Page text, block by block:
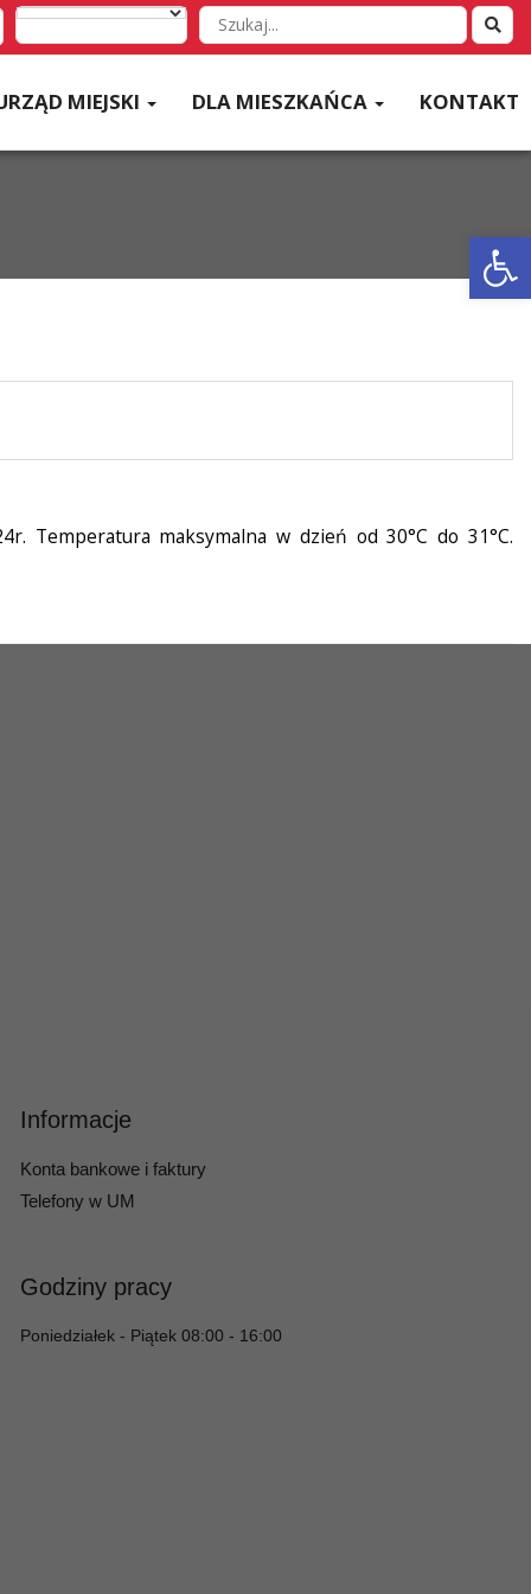
Wyszukaj
w
MIEJSKI DLA MIESZKAŃCA KONTAKT
Temperatura maksymalna w dzień od 30°C do 31°C.
Informacje
Konta bankowe i faktury
Telefony w UM
Godziny pracy
Poniedziałek - Piątek 08:00 - 16:00